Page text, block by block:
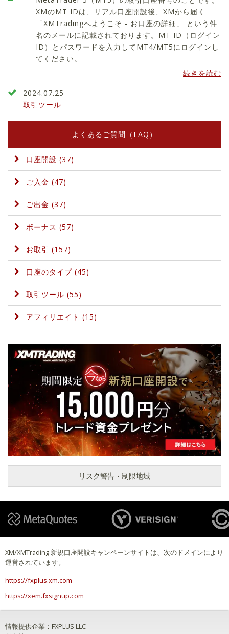
XMのMT IDは、リアル口座開設後、XMから届く
「XMTradingへようこそ - お口座の詳細」 という件
名のメールに記載されております。MT ID（ログイン
ID）とパスワードを入力してMT4/MT5にログインし
てください。
続きを読む
2024.07.25
取引ツール
よくあるご質問（FAQ）
口座開設 (37)
ご入金 (47)
ご出金 (37)
ボーナス (57)
お取引 (157)
口座のタイプ (45)
取引ツール (55)
アフィリエイト (15)
リスク警告・制限地域
XM/XMTrading 新規口座開設キャンペーンサイトは、次のドメインにより
運営されています。
https://fxplus.xm.com
https://xem.fxsignup.com
情報提供企業：FXPLUS LLC